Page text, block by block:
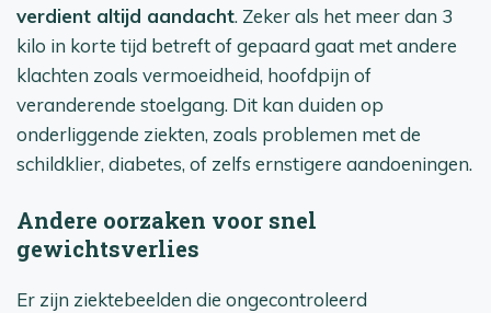
verdient altijd aandacht. Zeker als het meer dan 3
kilo in korte tijd betreft of gepaard gaat met andere
klachten zoals vermoeidheid, hoofdpijn of
veranderende stoelgang. Dit kan duiden op
onderliggende ziekten, zoals problemen met de
schildklier, diabetes, of zelfs ernstigere aandoeningen.
Andere oorzaken voor snel
gewichtsverlies
Er zijn ziektebeelden die ongecontroleerd